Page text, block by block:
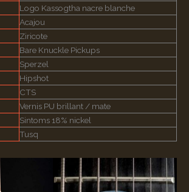
Logo Kassogtha nacre blanche
Acajou
Ziricote
Bare Knuckle Pickups
Sperzel
Hipshot
CTS
Vernis PU brillant / mate
Sintoms 18% nickel
Tusq